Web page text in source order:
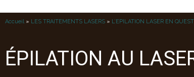
Accueil » LES TRAITEMENTS LASERS » L’EPILATION LASER EN
ÉPILATION AU